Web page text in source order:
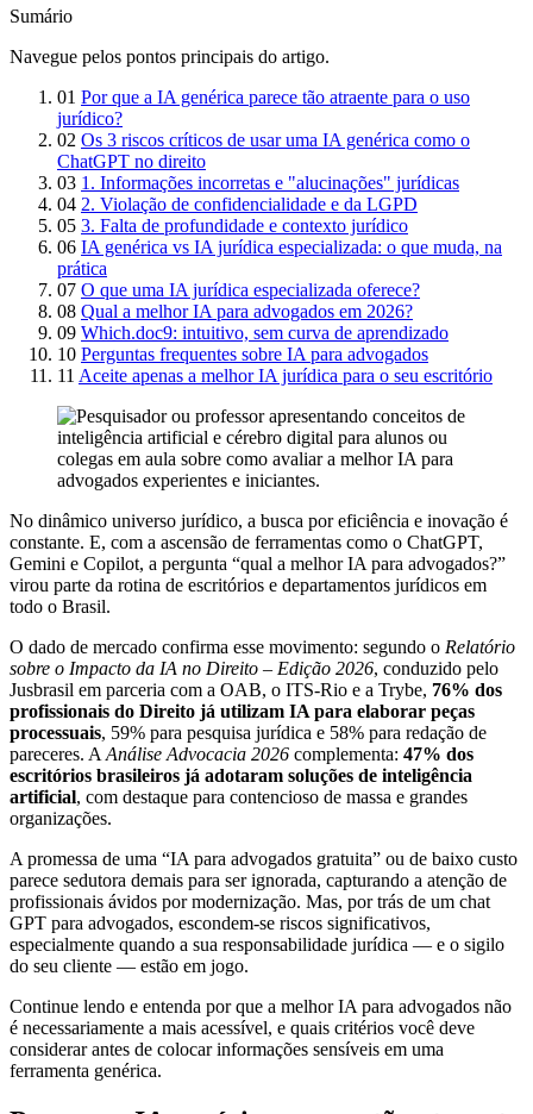
Sumário
Navegue pelos pontos principais do artigo.
01 Por que a IA genérica parece tão atraente para o uso
jurídico?
02 Os 3 riscos críticos de usar uma IA genérica como o
ChatGPT no direito
03 1. Informações incorretas e "alucinações" jurídicas
04 2. Violação de confidencialidade e da LGPD
05 3. Falta de profundidade e contexto jurídico
06 IA genérica vs IA jurídica especializada: o que muda, na
prática
07 O que uma IA jurídica especializada oferece?
08 Qual a melhor IA para advogados em 2026?
09 Which.doc9: intuitivo, sem curva de aprendizado
10 Perguntas frequentes sobre IA para advogados
11 Aceite apenas a melhor IA jurídica para o seu escritório
No dinâmico universo jurídico, a busca por eficiência e inovação é
constante. E, com a ascensão de ferramentas como o ChatGPT,
Gemini e Copilot, a pergunta “qual a melhor IA para advogados?”
virou parte da rotina de escritórios e departamentos jurídicos em
todo o Brasil.
O dado de mercado confirma esse movimento: segundo o Relatório
sobre o Impacto da IA no Direito – Edição 2026, conduzido pelo
Jusbrasil em parceria com a OAB, o ITS-Rio e a Trybe, 76% dos
profissionais do Direito já utilizam IA para elaborar peças
processuais, 59% para pesquisa jurídica e 58% para redação de
pareceres. A Análise Advocacia 2026 complementa: 47% dos
escritórios brasileiros já adotaram soluções de inteligência
artificial, com destaque para contencioso de massa e grandes
organizações.
A promessa de uma “IA para advogados gratuita” ou de baixo custo
parece sedutora demais para ser ignorada, capturando a atenção de
profissionais ávidos por modernização. Mas, por trás de um chat
GPT para advogados, escondem-se riscos significativos,
especialmente quando a sua responsabilidade jurídica — e o sigilo
do seu cliente — estão em jogo.
Continue lendo e entenda por que a melhor IA para advogados não
é necessariamente a mais acessível, e quais critérios você deve
considerar antes de colocar informações sensíveis em uma
ferramenta genérica.